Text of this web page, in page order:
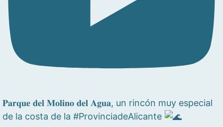
𝐏𝐚𝐫𝐪𝐮𝐞 𝐝𝐞𝐥 𝐌𝐨𝐥𝐢𝐧𝐨 𝐝𝐞𝐥 𝐀𝐠𝐮𝐚, un rincón muy especial
de la costa de la #ProvinciadeAlicante